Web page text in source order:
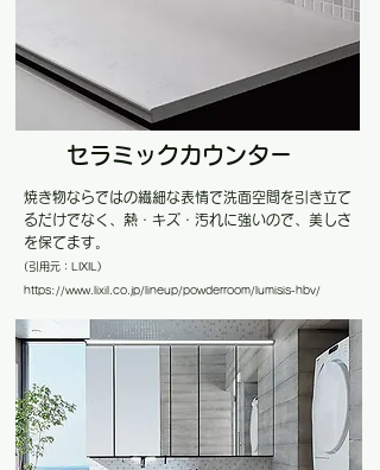
セラミックカウンター
焼き物ならではの繊細な表情で洗面空間を引き立て
るだけでなく、熱・キズ・汚れに強いので、美しさ
を保てます。
(引用元：LIXIL )
https://www.lixil.co.jp/lineup/powderroom/lumisis-hbv/